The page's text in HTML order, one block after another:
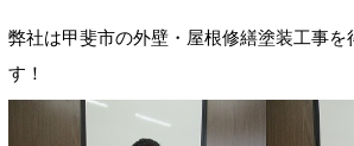
弊社は甲斐市の外壁・屋根修繕塗装工事を
す！